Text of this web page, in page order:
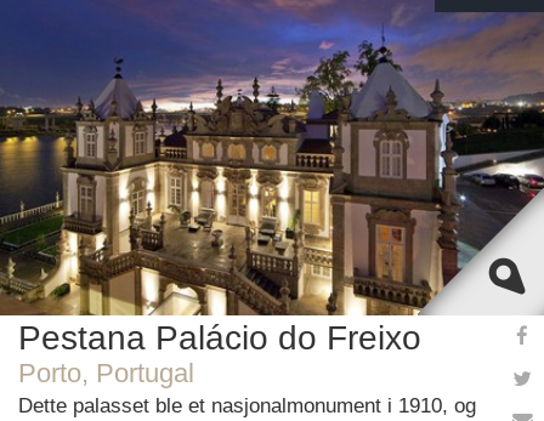
This page can't load Google Maps correctly.
Do you own this website?
OK
Pestana Palácio do Freixo
Porto, Portugal
Dette palasset ble et nasjonalmonument i 1910, og